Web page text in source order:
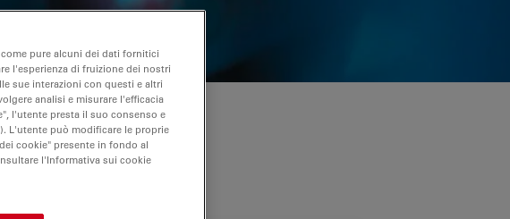
pure alcuni dei dati fornitici
l'esperienza di fruizione dei nostri
sue interazioni con questi e altri
analisi e misurare l'efficacia
l'utente presta il suo consenso e
L'utente può modificare le proprie
cookie" presente in fondo al
l'Informativa sui cookie